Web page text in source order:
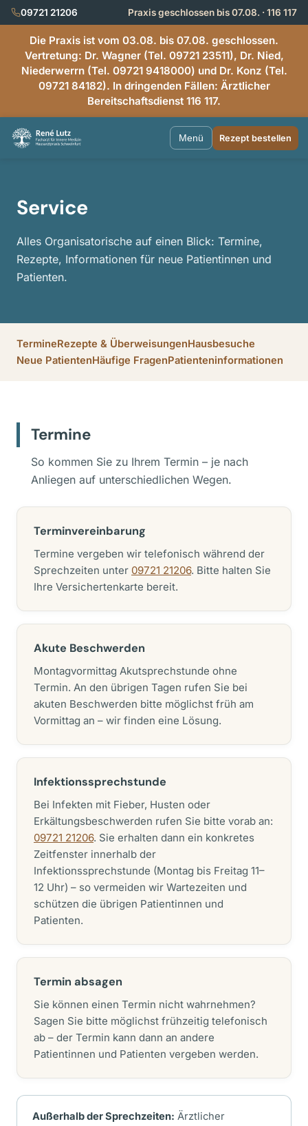
09721 21206 Praxis geschlossen bis 07.08. · 116 117
Die Praxis ist vom 03.08. bis 07.08. geschlossen.
Vertretung: Dr. Wagner (Tel. 09721 23511), Dr. Nied,
Niederwerrn (Tel. 09721 9418000) und Dr. Konz (Tel.
09721 84182). In dringenden Fällen: Ärztlicher
Bereitschaftsdienst 116 117.
Menü Rezept bestellen
Service
Alles Organisatorische auf einen Blick: Termine,
Rezepte, Informationen für neue Patientinnen und
Patienten.
TermineRezepte & ÜberweisungenHausbesuche
Neue PatientenHäufige FragenPatienteninformationen
Termine
So kommen Sie zu Ihrem Termin – je nach
Anliegen auf unterschiedlichen Wegen.
Terminvereinbarung
Termine vergeben wir telefonisch während der
Sprechzeiten unter 09721 21206. Bitte halten Sie
Ihre Versichertenkarte bereit.
Akute Beschwerden
Montagvormittag Akutsprechstunde ohne
Termin. An den übrigen Tagen rufen Sie bei
akuten Beschwerden bitte möglichst früh am
Vormittag an – wir finden eine Lösung.
Infektionssprechstunde
Bei Infekten mit Fieber, Husten oder
Erkältungsbeschwerden rufen Sie bitte vorab an:
09721 21206. Sie erhalten dann ein konkretes
Zeitfenster innerhalb der
Infektionssprechstunde (Montag bis Freitag 11–
12 Uhr) – so vermeiden wir Wartezeiten und
schützen die übrigen Patientinnen und
Patienten.
Termin absagen
Sie können einen Termin nicht wahrnehmen?
Sagen Sie bitte möglichst frühzeitig telefonisch
ab – der Termin kann dann an andere
Patientinnen und Patienten vergeben werden.
Außerhalb der Sprechzeiten: Ärztlicher